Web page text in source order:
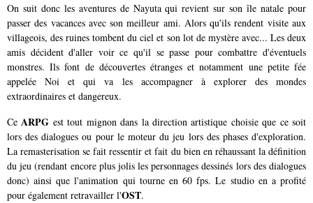
On suit donc les aventures de Nayuta qui revient sur son île natale pour
passer des vacances avec son meilleur ami. Alors qu'ils rendent visite aux
villageois, des ruines tombent du ciel et son lot de mystère avec... Les deux
amis décident d'aller voir ce qu'il se passe pour combattre d'éventuels
monstres. Ils font de découvertes étranges et notamment une petite fée
appelée Noi et qui va les accompagner à explorer des mondes
extraordinaires et dangereux.
Ce ARPG est tout mignon dans la direction artistique choisie que ce soit
lors des dialogues ou pour le moteur du jeu lors des phases d'exploration.
La remasterisation se fait ressentir et fait du bien en réhaussant la définition
du jeu (rendant encore plus jolis les personnages dessinés lors des dialogues
donc) ainsi que l'animation qui tourne en 60 fps. Le studio en a profité
pour également retravailler l'OST.